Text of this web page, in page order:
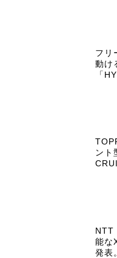
フリ
動け
「
ント
NTT
能な
発表